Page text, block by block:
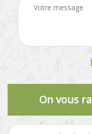
On vous